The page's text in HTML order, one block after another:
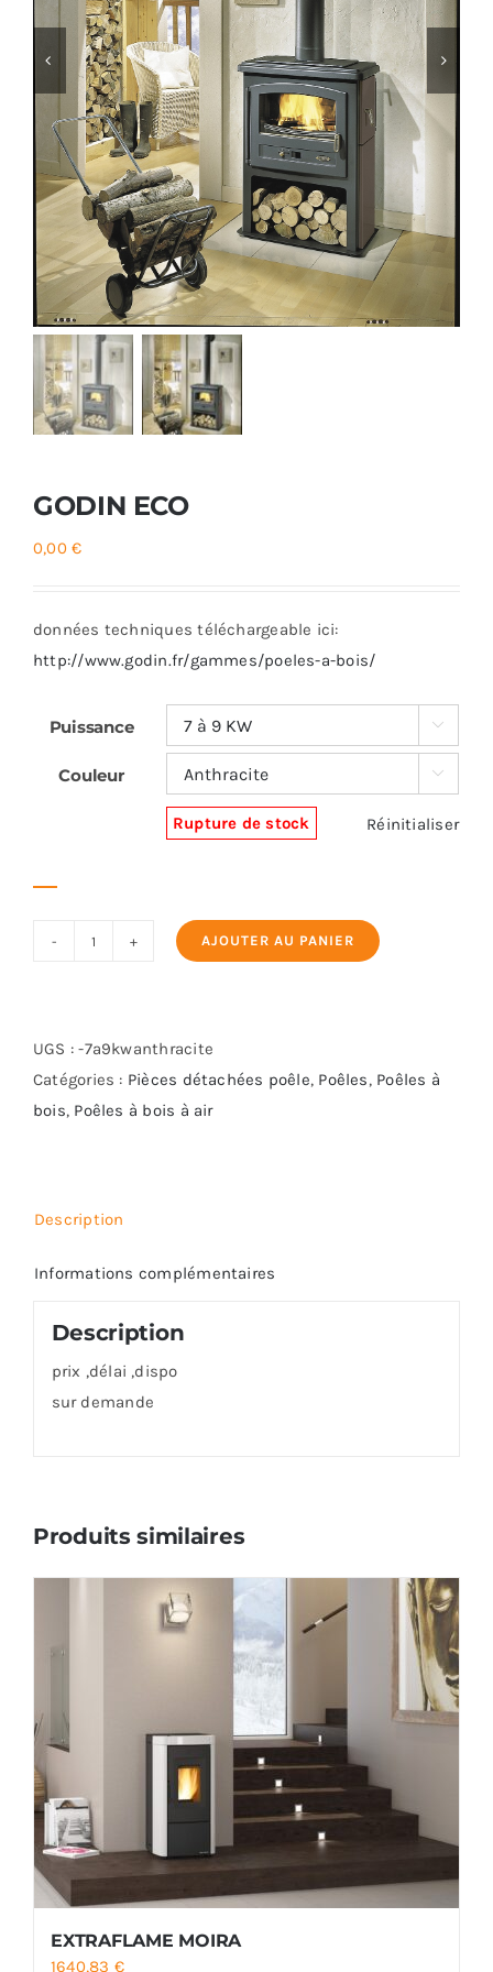
Cuisinières
GODIN ECO
0,00€
données techniques téléchargeable ici:
http://www.godin.fr/gammes/poeles-a-bois/
Puissance 
Couleur 
Rupture de stock Réinitialiser
ECO
AJOUTER AU PANIER
UGS :-7a9kwanthracite
Catégories : Pièces détachées poêle, Poêles, Poêles à
bois, Poêles à bois à air
Description
Informations complémentaires
Description
prix ,délai ,dispo
sur demande
Produits similaires
EXTRAFLAME MOIRA
1640,83 €